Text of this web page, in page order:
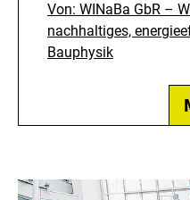
Von: WINaBa GbR –
nachhaltiges,
Bauphysik